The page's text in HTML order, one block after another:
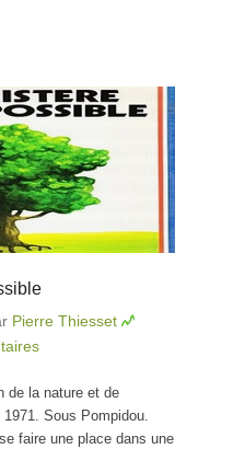
Pierre Thiesset
de la nature et de
1971. Sous Pompidou.
faire une place dans une